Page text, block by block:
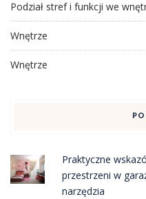
Podział stref i funkcji we
Wnętrze
Wnętrze
Praktyczne
przestrzeni w
narzędzia